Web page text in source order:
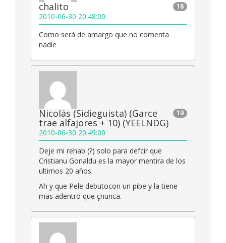
18
chalito
2010-06-30 20:48:00
Como será de amargo que no comenta
nadie
19
Nicolás (Sidieguista) (Garce
trae alfajores + 10) (YEELNDG)
2010-06-30 20:49:00
Deje mi rehab (?) solo para defcir que
Cristianu Gonaldu es la mayor mentira de los
ultimos 20 años.
Ah y que Pele debutocon un pibe y la tiene
mas adentro que çnunca.